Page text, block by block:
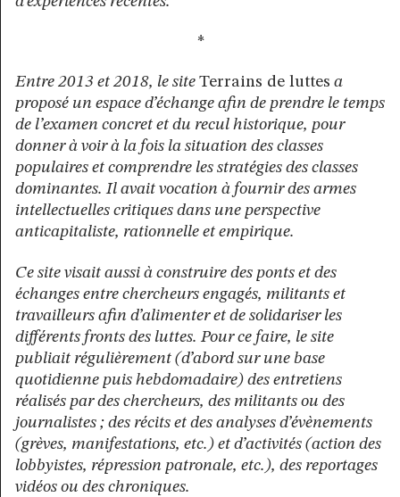
*
Entre 2013 et 2018, le site Terrains de luttes a
proposé un espace d’échange afin de prendre le temps
de l’examen concret et du recul historique, pour
donner à voir à la fois la situation des classes
populaires et comprendre les stratégies des classes
dominantes. Il avait vocation à fournir des armes
intellectuelles critiques dans une perspective
anticapitaliste, rationnelle et empirique.
Ce site visait aussi à construire des ponts et des
échanges entre chercheurs engagés, militants et
travailleurs afin d’alimenter et de solidariser les
différents fronts des luttes. Pour ce faire, le site
publiait régulièrement (d’abord sur une base
quotidienne puis hebdomadaire) des entretiens
réalisés par des chercheurs, des militants ou des
journalistes ; des récits et des analyses d’évènements
(grèves, manifestations, etc.) et d’activités (action des
lobbyistes, répression patronale, etc.), des reportages
vidéos ou des chroniques.